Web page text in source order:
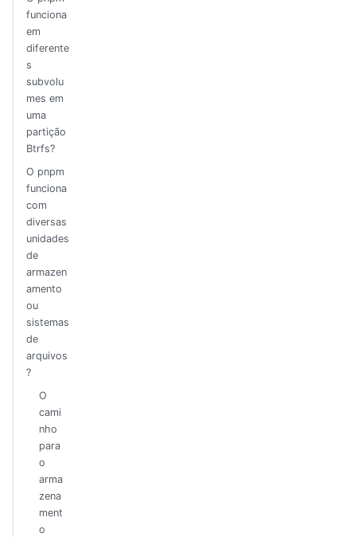
funciona
em
diferente
s
subvolu
mes em
uma
partição
Btrfs?
O pnpm
funciona
com
diversas
unidades
de
armazen
amento
ou
sistemas
de
arquivos
?
O
cami
nho
para
o
arma
zena
ment
o